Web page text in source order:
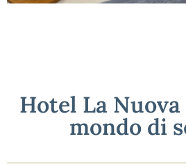
Hotel La
mondo di